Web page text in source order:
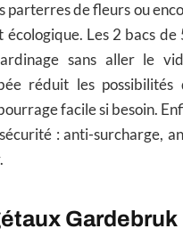
parterres de fleurs ou
Les 2 bacs de
sans aller le
réduit les possibilités
facile si besoin.
: anti-surcharge,
Gardebruk